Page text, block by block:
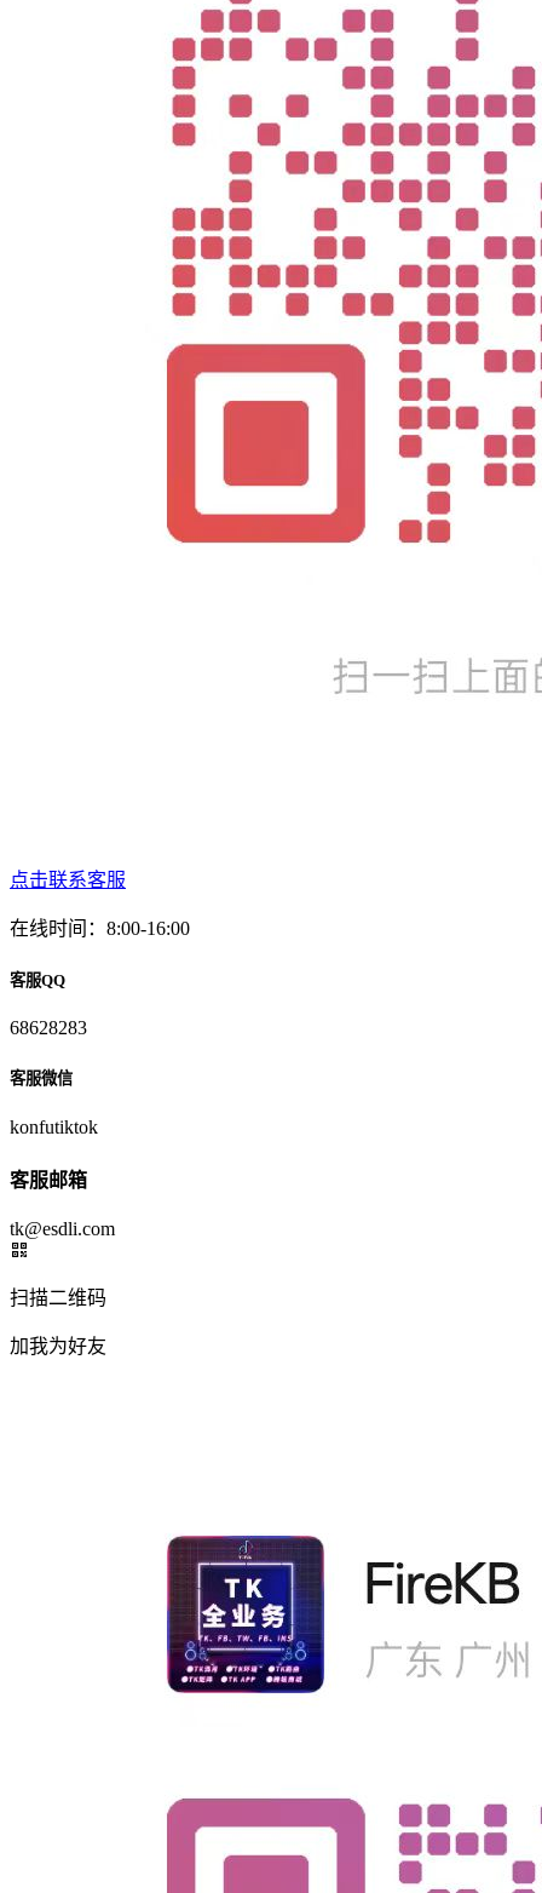
点击联系客服
在线时间：8:00-16:00
客服QQ
68628283
客服微信
konfutiktok
客服邮箱
tk@esdli.com
扫描二维码
加我为好友